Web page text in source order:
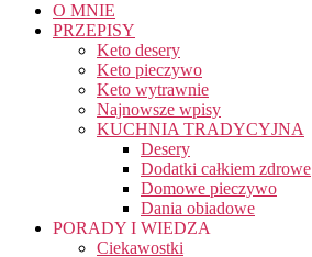
O MNIE
PRZEPISY
Keto desery
Keto pieczywo
Keto wytrawnie
Najnowsze wpisy
KUCHNIA TRADYCYJNA
Desery
Dodatki całkiem zdrowe
Domowe pieczywo
Dania obiadowe
PORADY I WIEDZA
Ciekawostki